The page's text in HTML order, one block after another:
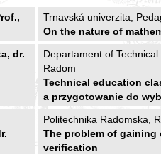
Trnavská univerzita,
On the nature of
dr.
Departament of
Radom
Technical education
a przygotowanie do
Politechnika Radomska,
The problem of
verification